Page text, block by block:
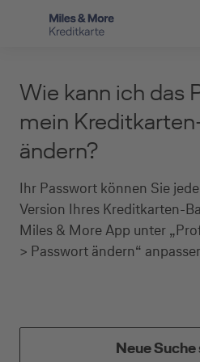
Direkt zur Suche
Direkt zum
Selbstständige
Unternehmen
Service
Miles & More Programm
Kreditkarte empfehlen
Kreditkarten-Banking
Wie kann ich das
mein
ändern?
Ihr Passwort können Sie
Version Ihres Kreditkarten-
Miles & More App unter
> Passwort ändern“
Neue